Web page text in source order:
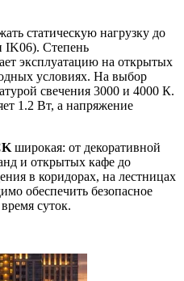
статическую нагрузку до
IK06). Степень
эксплуатацию на открытых
условиях. На выбор
свечения 3000 и 4000 К.
1.2 Вт, а напряжение
широкая: от декоративной
и открытых кафе до
в коридорах, на лестницах
обеспечить безопасное
суток.